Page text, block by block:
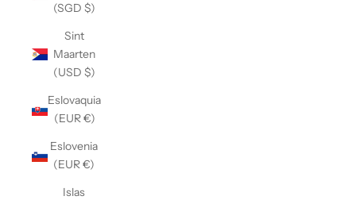
(SGD $)
Sint
Maarten
(USD $)
Eslovaquia
(EUR €)
Eslovenia
(EUR €)
Islas